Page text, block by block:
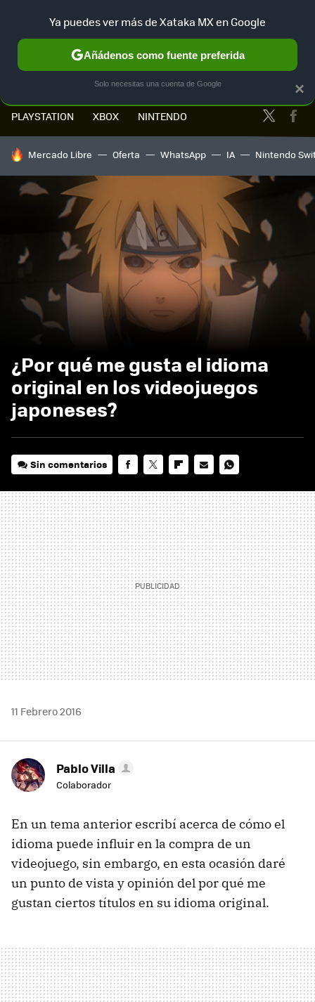
PLAYSTATION XBOX NINTENDO Twitter
HOY SE HABLA DE
Mercado Libre Oferta WhatsApp IA Nintendo
¿Por qué me gusta el idioma
original en los videojuegos
japoneses?
Sin comentarios
MAIL
11 Febrero 2016
Pablo Villa
Colaborador
En un tema anterior escribí acerca de cómo el
idioma puede influir en la compra de un
videojuego, sin embargo, en esta ocasión daré
un punto de vista y opinión del por qué me
gustan ciertos títulos en su idioma original.
×
Ya puedes ver más de Xataka MX en Google
Añádenos como fuente preferida
Solo necesitas una cuenta de Google